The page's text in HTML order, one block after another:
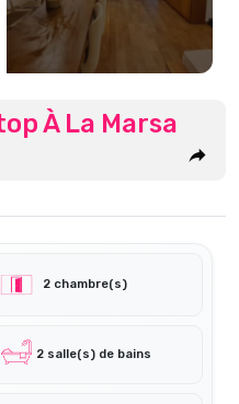
À La Marsa
2 chambre(s)
2 salle(s) de bains